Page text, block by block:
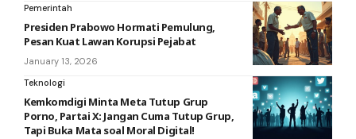
Pemerintah
Presiden Prabowo Hormati Pemulung,
Pesan Kuat Lawan Korupsi Pejabat
January 13, 2026
Teknologi
Kemkomdigi Minta Meta Tutup Grup
Porno, Partai X: Jangan Cuma Tutup Grup,
Tapi Buka Mata soal Moral Digital!